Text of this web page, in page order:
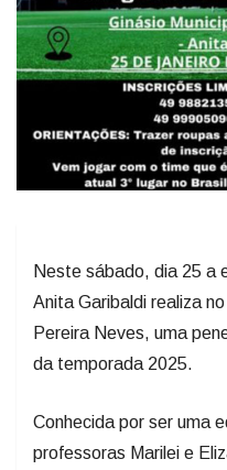
Neste sábado, dia 25 a
Anita Garibaldi realiza
Pereira Neves, uma
da temporada 2025.
Conhecida por ser uma
professoras Marilei e